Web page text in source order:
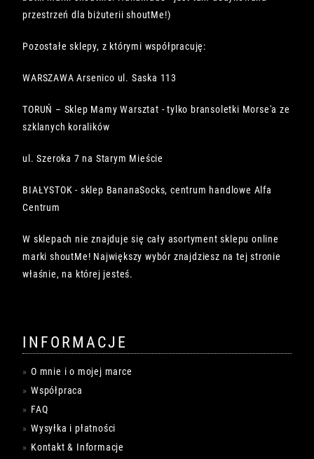
przestrzeń dla biżuterii shoutMe!)
Pozostałe sklepy, z którymi współpracuję:
WARSZAWA Arsenico ul. Saska 113
TORUŃ – Sklep Mamy Warsztat - tylko bransoletki Morse'a ze
szklanych koralików
ul. Szeroka 7 na Starym Mieście
BIAŁYSTOK - sklep BananaSocks, centrum handlowe Alfa
Centrum
W sklepach nie znajduje się cały asortyment sklepu online
marki shoutMe! Największy wybór znajdziesz na tej stronie
właśnie, na której jesteś.
INFORMACJE
O mnie i o mojej marce
Współpraca
FAQ
Wysyłka i płatności
Kontakt & Informacje